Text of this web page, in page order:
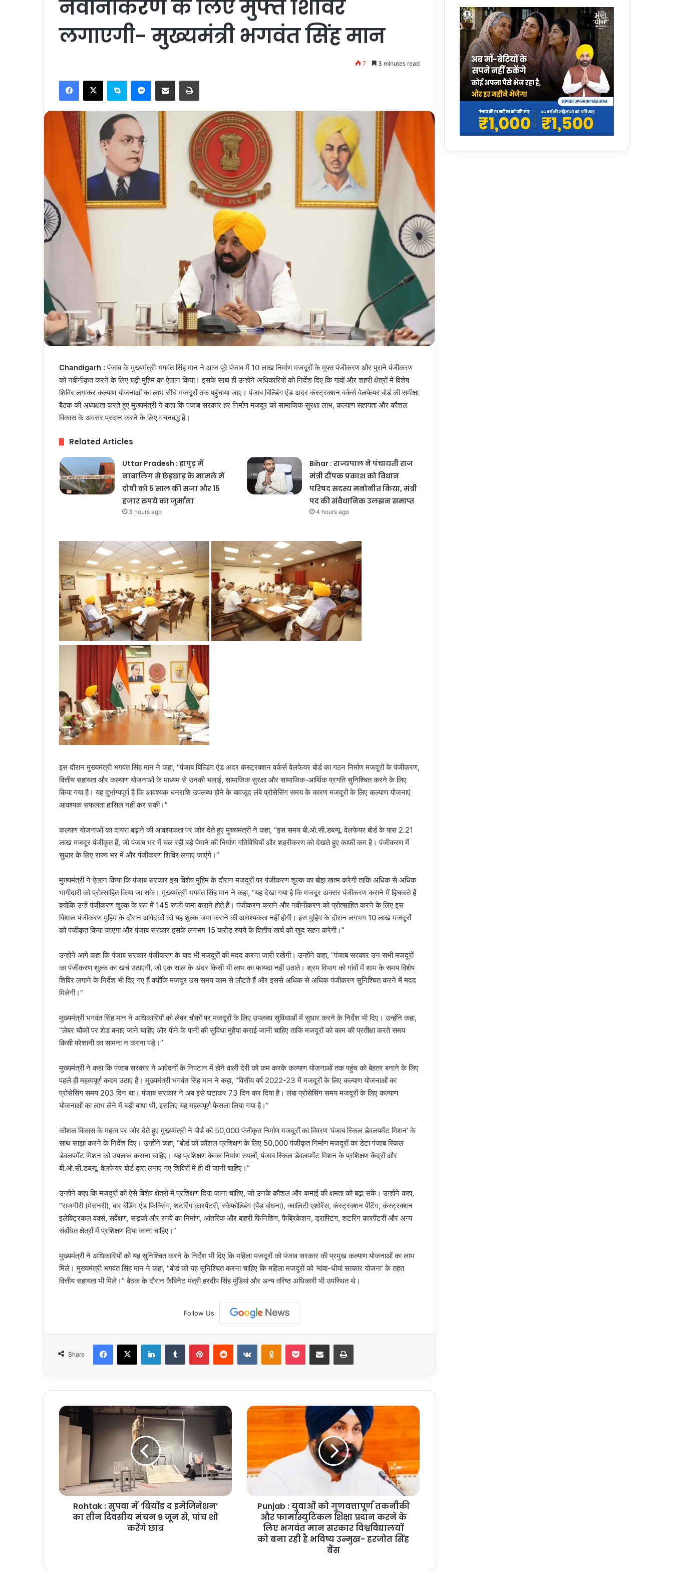
नवीनीकरण के लिए मुफ्त शिविर
लगाएगी- मुख्यमंत्री भगवंत सिंह मान
7 3 minutes read
Facebook
X Skype Messenger
Share via Email Print
Chandigarh :पंजाब के मुख्यमंत्री भगवंत सिंह मान ने आज पूरे पंजाब में 10 लाख निर्माण मजदूरों के मुफ्त पंजीकरण और पुराने पंजीकरण
को नवीनीकृत करने के लिए बड़ी मुहिम का ऐलान किया। इसके साथ ही उन्होंने अधिकारियों को निर्देश दिए कि गांवों और शहरी क्षेत्रों में विशेष
शिविर लगाकर कल्याण योजनाओं का लाभ सीधे मजदूरों तक पहुंचाया जाए। पंजाब बिल्डिंग एंड अदर कंस्ट्रक्शन वर्कर्स वेलफेयर बोर्ड की समीक्षा
बैठक की अध्यक्षता करते हुए मुख्यमंत्री ने कहा कि पंजाब सरकार हर निर्माण मजदूर को सामाजिक सुरक्षा लाभ, कल्याण सहायता और कौशल
विकास के अवसर प्रदान करने के लिए वचनबद्ध है।
Related Articles
Uttar Pradesh : हापुड़ में
नाबालिग से छेड़छाड़ के मामले में
दोषी को 5 साल की सजा और 15
हजार रुपये का जुर्माना
3 hours ago
Bihar : राज्यपाल ने पंचायती राज
मंत्री दीपक प्रकाश को विधान
परिषद सदस्य मनोनीत किया, मंत्री
पद की संवैधानिक उलझन समाप्त
4 hours ago
इस दौरान मुख्यमंत्री भगवंत सिंह मान ने कहा, “पंजाब बिल्डिंग एंड अदर कंस्ट्रक्शन वर्कर्स वेलफेयर बोर्ड का गठन निर्माण मजदूरों के पंजीकरण,
वित्तीय सहायता और कल्याण योजनाओं के माध्यम से उनकी भलाई, सामाजिक सुरक्षा और सामाजिक-आर्थिक प्रगति सुनिश्चित करने के लिए
किया गया है। यह दुर्भाग्यपूर्ण है कि आवश्यक धनराशि उपलब्ध होने के बावजूद लंबे प्रोसेसिंग समय के कारण मजदूरों के लिए कल्याण योजनाएं
आवश्यक सफलता हासिल नहीं कर सकीं।”
कल्याण योजनाओं का दायरा बढ़ाने की आवश्यकता पर जोर देते हुए मुख्यमंत्री ने कहा, “इस समय बी.ओ.सी.डब्ल्यू. वेलफेयर बोर्ड के पास 2.21
लाख मजदूर पंजीकृत हैं, जो पंजाब भर में चल रही बड़े पैमाने की निर्माण गतिविधियों और शहरीकरण को देखते हुए काफी कम है। पंजीकरण में
सुधार के लिए राज्य भर में और पंजीकरण शिविर लगाए जाएंगे।”
मुख्यमंत्री ने ऐलान किया कि पंजाब सरकार इस विशेष मुहिम के दौरान मजदूरों पर पंजीकरण शुल्क का बोझ खत्म करेगी ताकि अधिक से अधिक
भागीदारी को प्रोत्साहित किया जा सके। मुख्यमंत्री भगवंत सिंह मान ने कहा, “यह देखा गया है कि मजदूर अक्सर पंजीकरण कराने में हिचकते हैं
क्योंकि उन्हें पंजीकरण शुल्क के रूप में 145 रुपये जमा कराने होते हैं। पंजीकरण कराने और नवीनीकरण को प्रोत्साहित करने के लिए इस
विशाल पंजीकरण मुहिम के दौरान आवेदकों को यह शुल्क जमा कराने की आवश्यकता नहीं होगी। इस मुहिम के दौरान लगभग 10 लाख मजदूरों
को पंजीकृत किया जाएगा और पंजाब सरकार इसके लगभग 15 करोड़ रुपये के वित्तीय खर्च को खुद सहन करेगी।”
उन्होंने आगे कहा कि पंजाब सरकार पंजीकरण के बाद भी मजदूरों की मदद करना जारी रखेगी। उन्होंने कहा, “पंजाब सरकार उन सभी मजदूरों
का पंजीकरण शुल्क का खर्च उठाएगी, जो एक साल के अंदर किसी भी लाभ का फायदा नहीं उठाते। श्रम विभाग को गांवों में शाम के समय विशेष
शिविर लगाने के निर्देश भी दिए गए हैं क्योंकि मजदूर उस समय काम से लौटते हैं और इससे अधिक से अधिक पंजीकरण सुनिश्चित करने में मदद
मिलेगी।”
मुख्यमंत्री भगवंत सिंह मान ने अधिकारियों को लेबर चौकों पर मजदूरों के लिए उपलब्ध सुविधाओं में सुधार करने के निर्देश भी दिए। उन्होंने कहा,
“लेबर चौकों पर शेड बनाए जाने चाहिए और पीने के पानी की सुविधा मुहैया कराई जानी चाहिए ताकि मजदूरों को काम की प्रतीक्षा करते समय
किसी परेशानी का सामना न करना पड़े।”
मुख्यमंत्री ने कहा कि पंजाब सरकार ने आवेदनों के निपटान में होने वाली देरी को कम करके कल्याण योजनाओं तक पहुंच को बेहतर बनाने के लिए
पहले ही महत्वपूर्ण कदम उठाए हैं। मुख्यमंत्री भगवंत सिंह मान ने कहा, “वित्तीय वर्ष 2022-23 में मजदूरों के लिए कल्याण योजनाओं का
प्रोसेसिंग समय 203 दिन था। पंजाब सरकार ने अब इसे घटाकर 73 दिन कर दिया है। लंबा प्रोसेसिंग समय मजदूरों के लिए कल्याण
योजनाओं का लाभ लेने में बड़ी बाधा थी, इसलिए यह महत्वपूर्ण फैसला लिया गया है।”
कौशल विकास के महत्व पर जोर देते हुए मुख्यमंत्री ने बोर्ड को 50,000 पंजीकृत निर्माण मजदूरों का विवरण ‘पंजाब स्किल डेवलपमेंट मिशन’ के
साथ साझा करने के निर्देश दिए। उन्होंने कहा, “बोर्ड को कौशल प्रशिक्षण के लिए 50,000 पंजीकृत निर्माण मजदूरों का डेटा पंजाब स्किल
डेवलपमेंट मिशन को उपलब्ध कराना चाहिए। यह प्रशिक्षण केवल निर्माण स्थलों, पंजाब स्किल डेवलपमेंट मिशन के प्रशिक्षण केंद्रों और
बी.ओ.सी.डब्ल्यू. वेलफेयर बोर्ड द्वारा लगाए गए शिविरों में ही दी जानी चाहिए।”
उन्होंने कहा कि मजदूरों को ऐसे विशेष क्षेत्रों में प्रशिक्षण दिया जाना चाहिए, जो उनके कौशल और कमाई की क्षमता को बढ़ा सकें। उन्होंने कहा,
“राजगीरी (मेसनरी), बार बेंडिंग एंड फिक्सिंग, शटरिंग कारपेंटरी, स्कैफोल्डिंग (पैड़ बांधना), क्वालिटी एशोरेंस, कंस्ट्रक्शन पेंटिंग, कंस्ट्रक्शन
इलेक्ट्रिकल वर्क्स, सर्वेक्षण, सड़कों और रनवे का निर्माण, आंतरिक और बाहरी फिनिशिंग, फैब्रिकेशन, ड्राफ्टिंग, शटरिंग कारपेंटरी और अन्य
संबंधित क्षेत्रों में प्रशिक्षण दिया जाना चाहिए।”
मुख्यमंत्री ने अधिकारियों को यह सुनिश्चित करने के निर्देश भी दिए कि महिला मजदूरों को पंजाब सरकार की प्रमुख कल्याण योजनाओं का लाभ
मिले। मुख्यमंत्री भगवंत सिंह मान ने कहा, “बोर्ड को यह सुनिश्चित करना चाहिए कि महिला मजदूरों को ‘मांवा-धीयां सत्कार योजना’ के तहत
वित्तीय सहायता भी मिले।” बैठक के दौरान कैबिनेट मंत्री हरदीप सिंह मुंडियां और अन्य वरिष्ठ अधिकारी भी उपस्थित थे।
Follow Us
Share
Facebook
X LinkedInTumblr PinterestReddit VKontakteOdnoklassniki
Pocket Share via Email Print
Rohtak
‘बियोंड
तीन
दिवसीयRohtak : सुपवा में ‘बियोंड द इमेजिनेशन’
का तीन दिवसीय मंचन 9 जून से, पांच शो
करेंगे छात्र
Punjab
युवाओं
को
तकनीकी
और
शिक्षा
प्रदानPunjab : युवाओं को गुणवत्तापूर्ण तकनीकी
और फार्मास्युटिकल शिक्षा प्रदान करने के
लिए भगवंत मान सरकार विश्वविद्यालयों
को बना रही है भविष्य उन्मुख- हरजोत सिंह
बैंस